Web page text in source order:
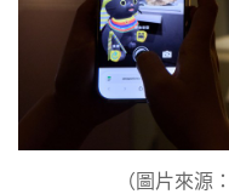
（圖片來源